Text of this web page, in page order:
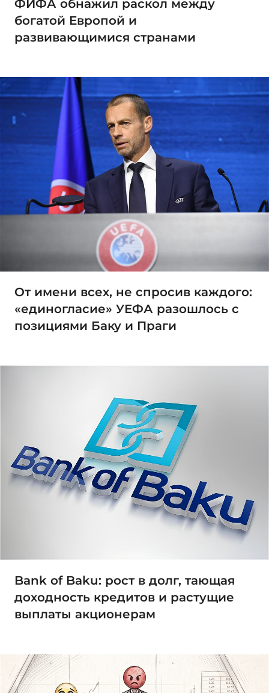
ФИФА обнажил раскол между
богатой Европой и
развивающимися странами
От имени всех, не спросив каждого:
«единогласие» УЕФА разошлось с
позициями Баку и Праги
Bank of Baku: рост в долг, тающая
доходность кредитов и растущие
выплаты акционерам